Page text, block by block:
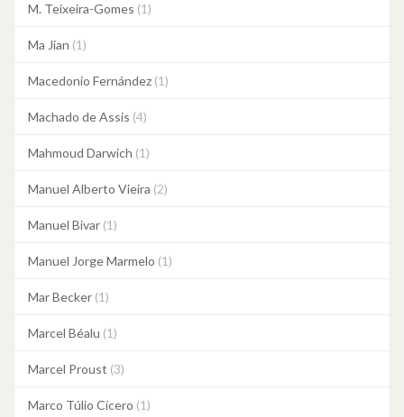
M. Teixeira-Gomes (1)
Ma Jian (1)
Macedonio Fernández (1)
Machado de Assis (4)
Mahmoud Darwich (1)
Manuel Alberto Vieira (2)
Manuel Bivar (1)
Manuel Jorge Marmelo (1)
Mar Becker (1)
Marcel Béalu (1)
Marcel Proust (3)
Marco Túlio Cícero (1)